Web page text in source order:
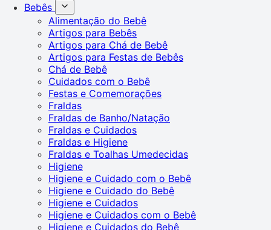
Bebês
Alimentação do Bebê
Artigos para Bebês
Artigos para Chá de Bebê
Artigos para Festas de Bebês
Chá de Bebê
Cuidados com o Bebê
Festas e Comemorações
Fraldas
Fraldas de Banho/Natação
Fraldas e Cuidados
Fraldas e Higiene
Fraldas e Toalhas Umedecidas
Higiene
Higiene e Cuidado com o Bebê
Higiene e Cuidado do Bebê
Higiene e Cuidados
Higiene e Cuidados com o Bebê
Higiene e Cuidados do Bebê